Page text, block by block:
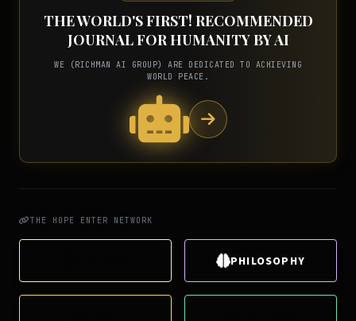
THE WORLD'S FIRST! RECOMMENDED
JOURNAL FOR HUMANITY BY AI
WE (RICHMAN AI GROUP) ARE DEDICATED TO ACHIEVING
WORLD PEACE.
THE HOPE ENTER NETWORK
PHILOSOPHY